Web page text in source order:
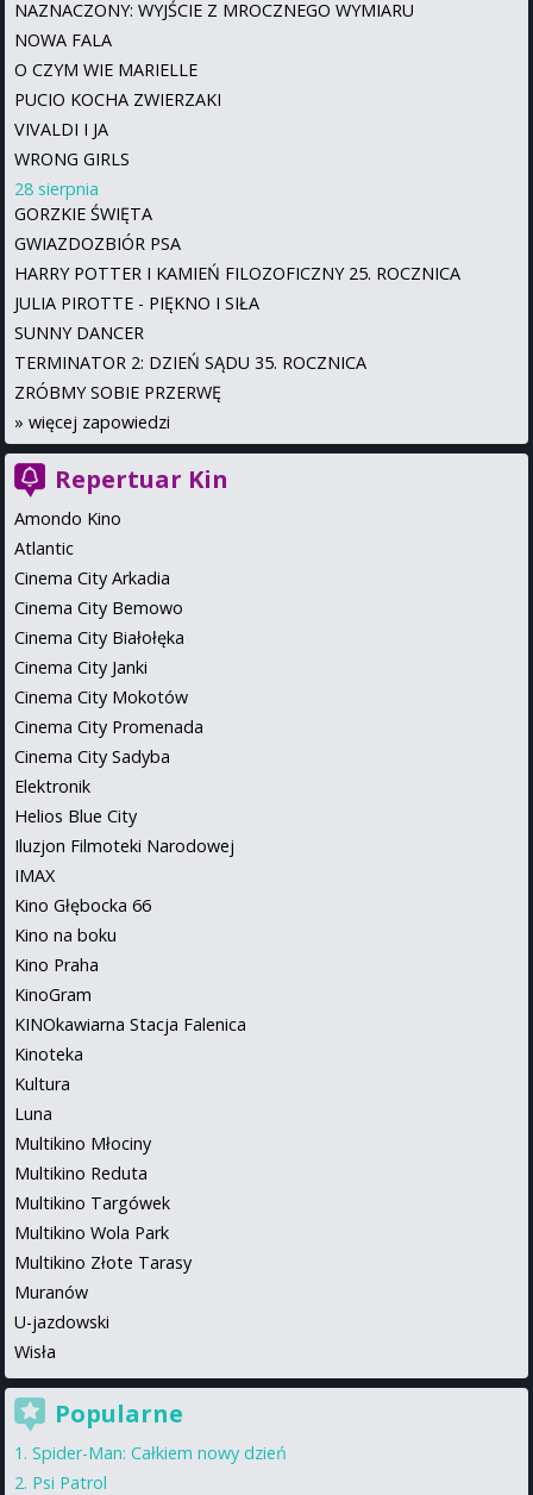
NAZNACZONY: WYJŚCIE Z MROCZNEGO WYMIARU
NOWA FALA
O CZYM WIE MARIELLE
PUCIO KOCHA ZWIERZAKI
VIVALDI I JA
WRONG GIRLS
28 sierpnia
GORZKIE ŚWIĘTA
GWIAZDOZBIÓR PSA
HARRY POTTER I KAMIEŃ FILOZOFICZNY 25. ROCZNICA
JULIA PIROTTE - PIĘKNO I SIŁA
SUNNY DANCER
TERMINATOR 2: DZIEŃ SĄDU 35. ROCZNICA
ZRÓBMY SOBIE PRZERWĘ
» więcej zapowiedzi
Repertuar Kin
Amondo Kino
Atlantic
Cinema City Arkadia
Cinema City Bemowo
Cinema City Białołęka
Cinema City Janki
Cinema City Mokotów
Cinema City Promenada
Cinema City Sadyba
Elektronik
Helios Blue City
Iluzjon Filmoteki Narodowej
IMAX
Kino Głębocka 66
Kino na boku
Kino Praha
KinoGram
KINOkawiarna Stacja Falenica
Kinoteka
Kultura
Luna
Multikino Młociny
Multikino Reduta
Multikino Targówek
Multikino Wola Park
Multikino Złote Tarasy
Muranów
U-jazdowski
Wisła
Popularne
Spider-Man: Całkiem nowy dzień
Psi Patrol